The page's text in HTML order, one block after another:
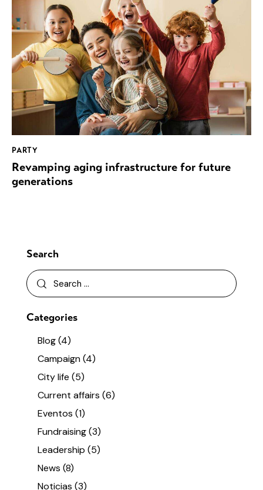
PARTY
Revamping aging infrastructure for future
generations
Search
Categories
Blog(4)
Campaign(4)
City life (5)
Current affairs (6)
Eventos (1)
Fundraising(3)
Leadership (5)
News (8)
Noticias (3)